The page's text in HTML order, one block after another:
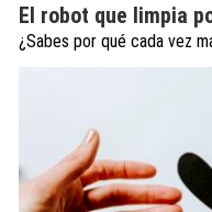
El robot que limpia
¿Sabes por qué cada vez